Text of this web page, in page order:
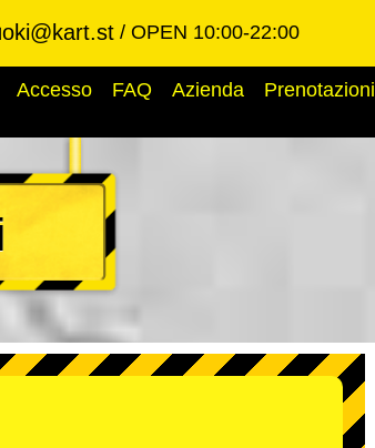
oki@kart.st OPEN 10:00-22:00
Accesso FAQ Azienda Prenotazioni